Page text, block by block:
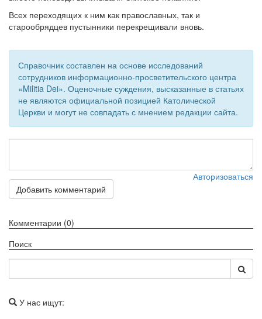
Всех переходящих к ним как православных, так и
старообрядцев пустынники перекрещивали вновь.
Справочник составлен на основе исследований
сотрудников информационно-просветительского центра
«Militia Dei». Оценочные суждения, высказанные в статьях
не являются официальной позицией Католической
Церкви и могут не совпадать с мнением редакции сайта.
Авторизоваться
Добавить комментарий
Комментарии (0)
Поиск
У нас ищут: